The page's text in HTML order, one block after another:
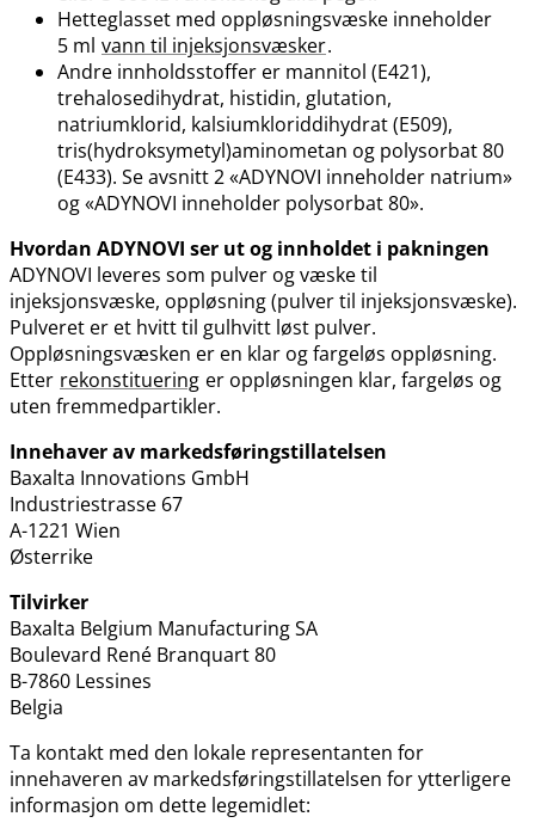
Hetteglasset med oppløsningsvæske inneholder
5 ml vann til injeksjonsvæsker.
Andre innholdsstoffer er mannitol (E421),
trehalosedihydrat, histidin, glutation,
natriumklorid, kalsiumkloriddihydrat (E509),
tris(hydroksymetyl)aminometan og polysorbat 80
(E433). Se avsnitt 2 «ADYNOVI inneholder natrium»
og «ADYNOVI inneholder polysorbat 80».
Hvordan ADYNOVI ser ut og innholdet i pakningen
ADYNOVI leveres som pulver og væske til
injeksjonsvæske, oppløsning (pulver til injeksjonsvæske).
Pulveret er et hvitt til gulhvitt løst pulver.
Oppløsningsvæsken er en klar og fargeløs oppløsning.
Etter rekonstituering er oppløsningen klar, fargeløs og
uten fremmedpartikler.
Innehaver av markedsføringstillatelsen
Baxalta Innovations GmbH
Industriestrasse 67
A-1221 Wien
Østerrike
Tilvirker
Baxalta Belgium Manufacturing SA
Boulevard René Branquart 80
B-7860 Lessines
Belgia
Ta kontakt med den lokale representanten for
innehaveren av markedsføringstillatelsen for ytterligere
informasjon om dette legemidlet: